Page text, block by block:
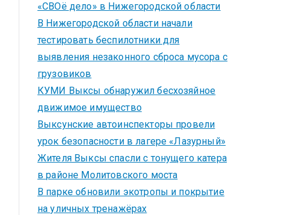
«СВОё дело» в Нижегородской области
В Нижегородской области начали
тестировать беспилотники для
выявления незаконного сброса мусора с
грузовиков
КУМИ Выксы обнаружил бесхозяйное
движимое имущество
Выксунские автоинспекторы провели
урок безопасности в лагере «Лазурный»
Жителя Выксы спасли с тонущего катера
в районе Молитовского моста
В парке обновили экотропы и покрытие
на уличных тренажёрах